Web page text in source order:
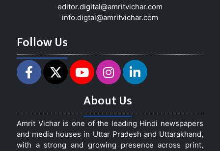
editor.digital@amritvichar.com
info.digtal@amritvichar.com
Follow Us
About Us
Amrit Vichar is one of the leading Hindi newspapers
and media houses in Uttar Pradesh and Uttarakhand,
with a strong and growing presence across print,